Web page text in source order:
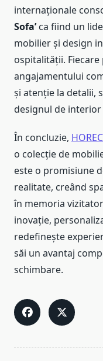
internaționale
Sofa’ca fiind un
mobilier și design
ospitalității.
angajamentului
și atenție la detalii,
designul de interior
În concluzie,
o colecție de
este o promisiune
realitate, creând
în memoria
inovație,
redefinește
săi un avantaj
schimbare.